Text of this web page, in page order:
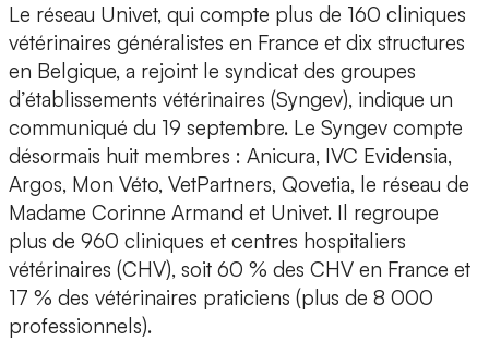
Le réseau Univet, qui compte plus de 160 cliniques
vétérinaires généralistes en France et dix structures
en Belgique, a rejoint le syndicat des groupes
d’établissements vétérinaires (Syngev), indique un
communiqué du 19 septembre. Le Syngev compte
désormais huit membres : Anicura, IVC Evidensia,
Argos, Mon Véto, VetPartners, Qovetia, le réseau de
Madame Corinne Armand et Univet. Il regroupe
plus de 960 cliniques et centres hospitaliers
vétérinaires (CHV), soit 60 % des CHV en France et
17 % des vétérinaires praticiens (plus de 8 000
professionnels).